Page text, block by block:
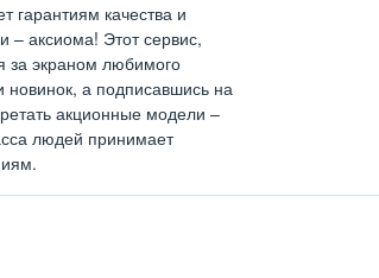
гарантиям качества и
– аксиома! Этот сервис,
за экраном любимого
новинок, а подписавшись на
акционные модели –
людей принимает